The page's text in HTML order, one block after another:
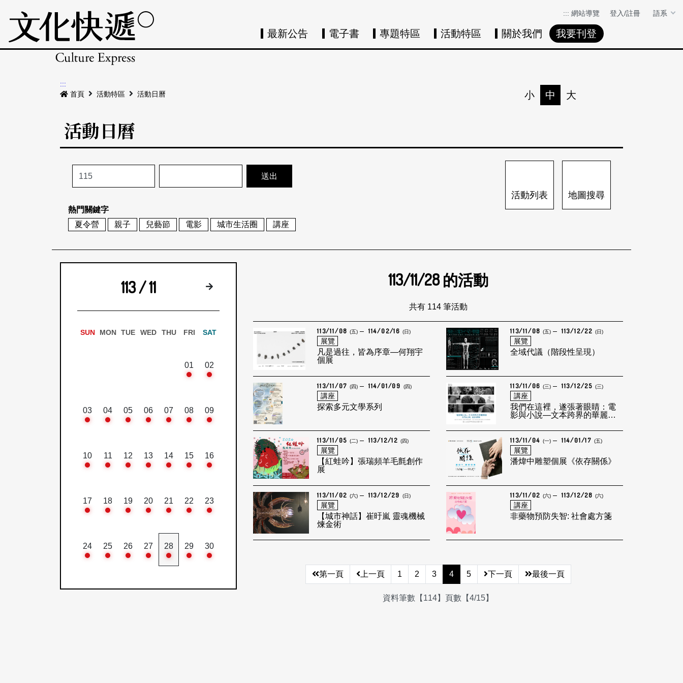
::: 網站導覽 登入/註冊 語系
最新公告 電子書 專題特區 活動特區 關於我們 我要刊登
:::
首頁
活動特區 活動日曆 小 中 大
活動日曆
熱門關鍵字
夏令營
親子 兒藝節 電影 城市生活圈 講座
活動列表 地圖搜尋
113 / 11 下個月
SUN MON TUE WED THU FRI SAT
01 02
03 04 05 06 07 08 09
10 11 12 13 14 15 16
17 18 19 20 21 22 23
24 25 26 27 28 29 30
113/11/28的活動
共有 114 筆活動
113/11/08 (五) 114/02/16 (日)
展覽
凡是過往，皆為序章—何翔宇
個展
113/11/08 (五) 113/12/22 (日)
展覽
全域代議（階段性呈現）
113/11/07 (四) 114/01/09 (四)
講座
探索多元文學系列
113/11/06 (三) 113/12/25 (三)
講座
我們在這裡，遂張著眼睛：電
影與小說—文本跨界的華麗轉
113/11/05 (二) 113/12/12 (四)
展覽
【紅蛙吟】張瑞頻羊毛氈創作
展
113/11/04 (一) 114/01/17 (五)
展覽
潘煒中雕塑個展《依存關係》
113/11/02 (六) 113/12/29 (日)
展覽
【城市神話】崔旴嵐 靈魂機械
煉金術
113/11/02 (六) 113/12/28 (六)
講座
非藥物預防失智: 社會處方箋
第一頁 上一頁 1 2 3 4 5 下一頁 最後一頁
資料筆數【114】頁數【4/15】